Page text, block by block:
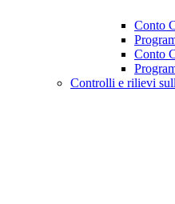
Conto
Conto
Controlli e rilievi